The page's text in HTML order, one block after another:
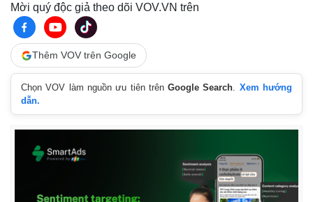
Mời quý độc giả theo dõi VOV.VN trên
Thêm VOV trên Google
Chọn VOV làm nguồn ưu tiên trênGoogle Search. Xem hướng
dẫn.